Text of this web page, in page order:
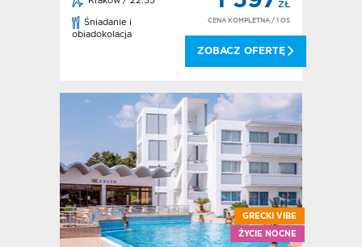
Śniadanie i
obiadokolacja
ZŁ
CENA KOMPLETNA / 1 OS
ZOBACZ OFERTĘ
GRECKI VIBE
ŻYCIE NOCNE